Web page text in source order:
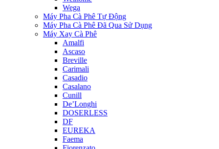
Wega
Máy Pha Cà Phê Tự Động
Máy Pha Cà Phê Đã Qua Sử Dụng
Máy Xay Cà Phê
Amalfi
Ascaso
Breville
Carimali
Casadio
Casalano
Cunill
De’Longhi
DOSERLESS
DF
EUREKA
Faema